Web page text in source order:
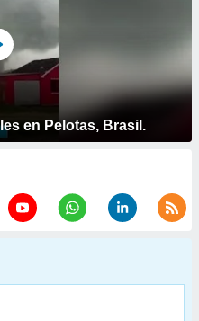
en Pelotas, Brasil.